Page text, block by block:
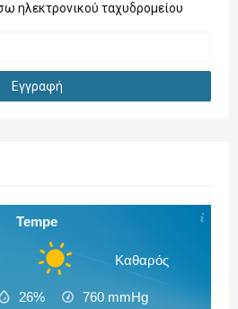
ηλεκτρονικού ταχυδρομείου
Tempe
Καθαρός
26% 760 mmHg